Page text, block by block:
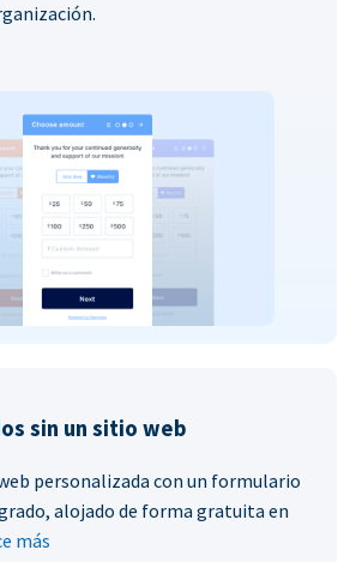
sin un sitio web
personalizada con un formulario
alojado de forma gratuita en
más